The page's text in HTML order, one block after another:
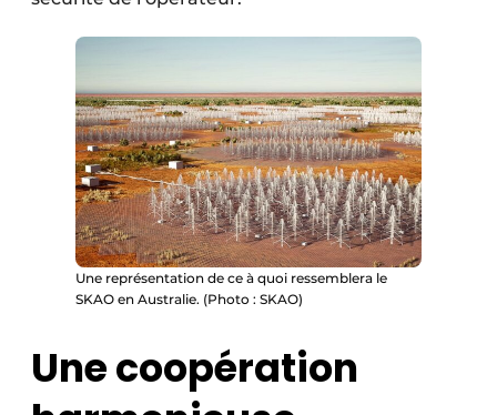
Une représentation de ce à quoi ressemblera le
SKAO en Australie. (Photo : SKAO)
Une coopération